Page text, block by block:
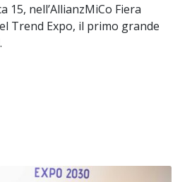
15, nell’AllianzMiCo Fiera
Trend Expo, il primo grande